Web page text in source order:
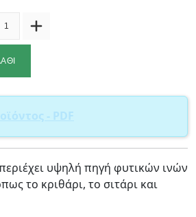
- PDF
υψηλή πηγή φυτικών ινών
το κριθάρι, το σιτάρι και